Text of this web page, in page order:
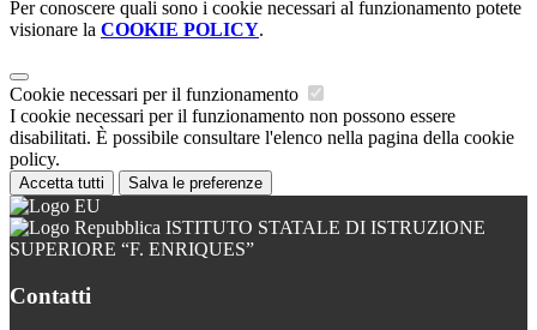
Per conoscere quali sono i cookie necessari al funzionamento potete
visionare la COOKIE POLICY.
Cookie necessari per il funzionamento
I cookie necessari per il funzionamento non possono essere
disabilitati. È possibile consultare l'elenco nella pagina della cookie
policy.
Accetta tutti Salva le preferenze
ISTITUTO STATALE DI ISTRUZIONE
SUPERIORE “F. ENRIQUES”
Contatti